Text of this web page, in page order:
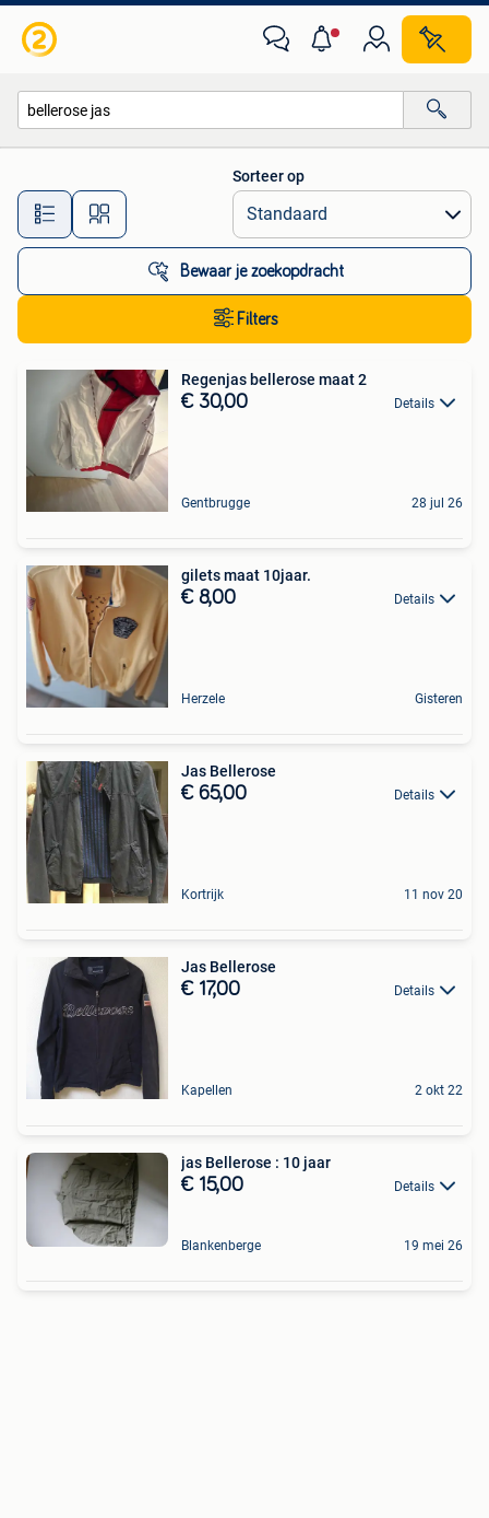
Alle afstanden…
Sorteer op
Bewaar je zoekopdracht
Filters
Regenjas bellerose maat 2
€ 30,00 Details
Gentbrugge 28 jul 26
gilets maat 10jaar.
€ 8,00 Details
Herzele Gisteren
Jas Bellerose
€ 65,00 Details
Kortrijk 11 nov 20
Jas Bellerose
€ 17,00 Details
Kapellen 2 okt 22
jas Bellerose : 10 jaar
€ 15,00 Details
Blankenberge 19 mei 26